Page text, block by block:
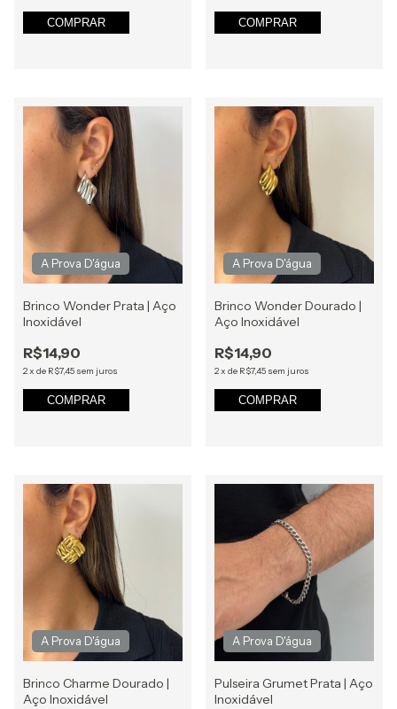
COMPRAR COMPRAR
Brinco Wonder Prata | Aço
Inoxidável
R$14,90
2x de R$7,45 sem juros
COMPRAR
Brinco Wonder Dourado |
Aço Inoxidável
R$14,90
2x de R$7,45 sem juros
COMPRAR
Brinco Charme Dourado |
Aço Inoxidável
Pulseira Grumet Prata | Aço
Inoxidável